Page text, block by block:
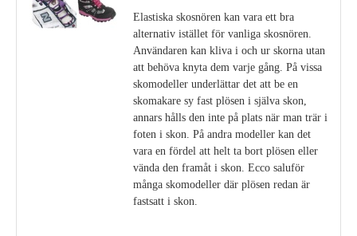
Elastiska skosnören kan vara ett bra
alternativ istället för vanliga skosnören.
Användaren kan kliva i och ur skorna utan
att behöva knyta dem varje gång. På vissa
skomodeller underlättar det att be en
skomakare sy fast plösen i själva skon,
annars hålls den inte på plats när man trär i
foten i skon. På andra modeller kan det
vara en fördel att helt ta bort plösen eller
vända den framåt i skon. Ecco saluför
många skomodeller där plösen redan är
fastsatt i skon.